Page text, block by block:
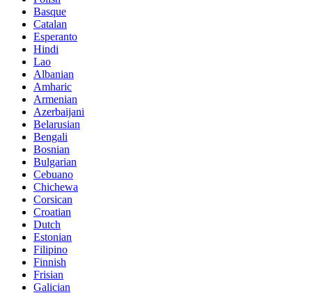
Basque
Catalan
Esperanto
Hindi
Lao
Albanian
Amharic
Armenian
Azerbaijani
Belarusian
Bengali
Bosnian
Bulgarian
Cebuano
Chichewa
Corsican
Croatian
Dutch
Estonian
Filipino
Finnish
Frisian
Galician